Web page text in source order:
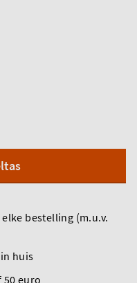
bestelling (m.u.v.
huis
50 euro